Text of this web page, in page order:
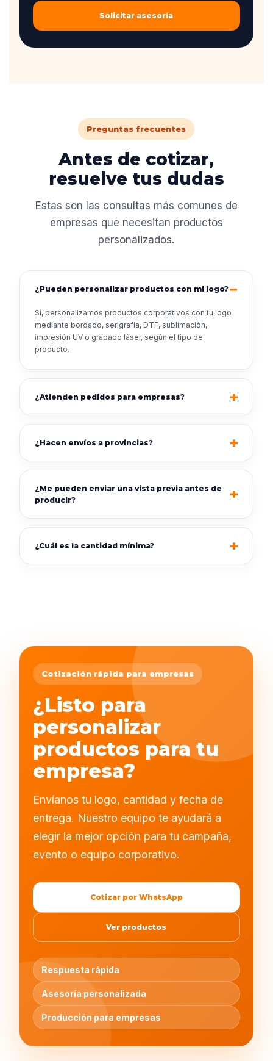
Solicitar asesoría
Preguntas frecuentes
Antes de cotizar,
resuelve tus dudas
Estas son las consultas más comunes de
empresas que necesitan productos
personalizados.
¿Pueden personalizar productos con mi logo?
Sí, personalizamos productos corporativos con tu logo
mediante bordado, serigrafía, DTF, sublimación,
impresión UV o grabado láser, según el tipo de
producto.
¿Atienden pedidos para empresas?
¿Hacen envíos a provincias?
¿Me pueden enviar una vista previa antes de
producir?
¿Cuál es la cantidad mínima?
Cotización rápida para empresas
¿Listo para
personalizar
productos para tu
empresa?
Envíanos tu logo, cantidad y fecha de
entrega. Nuestro equipo te ayudará a
elegir la mejor opción para tu campaña,
evento o equipo corporativo.
Cotizar por WhatsApp
Ver productos
Respuesta rápida
Asesoría personalizada
Producción para empresas